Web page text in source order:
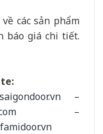
các sản phẩm
báo giá chi tiết.
–
–